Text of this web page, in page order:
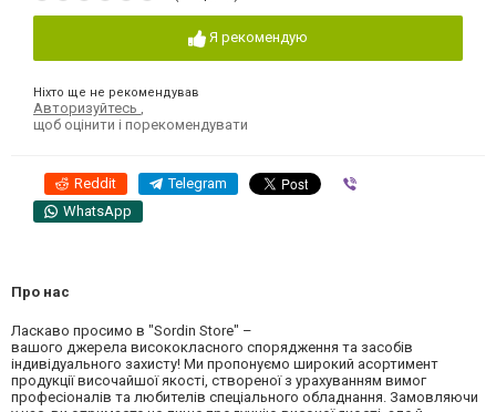
Я рекомендую
Ніхто ще не рекомендував
Авторизуйтесь
щоб оцінити і порекомендувати
Reddit Telegram
WhatsApp
Про нас
Ласкаво просимо в "Sordin Store" –
вашого джерела висококласного спорядження та засобів
індивідуального захисту! Ми пропонуємо широкий асортимент
продукції височайшої якості, створеної з урахуванням вимог
професіоналів та любителів спеціального обладнання. Замовляючи